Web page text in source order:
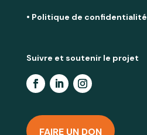
• Politique de confidentialité
Suivre et soutenir le projet
FAIRE UN DON